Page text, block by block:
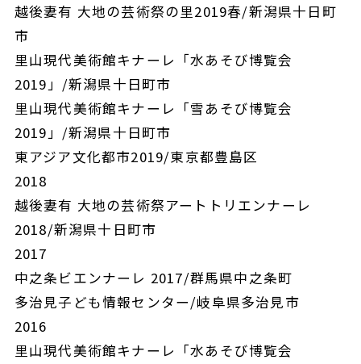
越後妻有 大地の芸術祭の里2019春/新潟県十日町
市
里山現代美術館キナーレ「水あそび博覧会
2019」/新潟県十日町市
里山現代美術館キナーレ「雪あそび博覧会
2019」/新潟県十日町市
東アジア文化都市2019/東京都豊島区
2018
越後妻有 大地の芸術祭アートトリエンナーレ
2018/新潟県十日町市
2017
中之条ビエンナーレ 2017/群馬県中之条町
多治見子ども情報センター/岐阜県多治見市
2016
里山現代美術館キナーレ「水あそび博覧会